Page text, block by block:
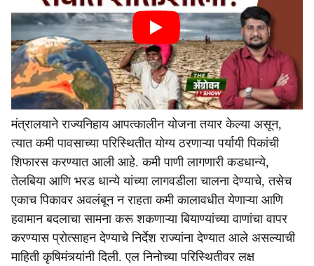
मंत्रालयाने राज्यनिहाय आपत्कालीन योजना तयार केल्या असून,
त्यात कमी पावसाच्या परिस्थितीत योग्य ठरणाऱ्या पर्यायी पिकांची
शिफारस करण्यात आली आहे. कमी पाणी लागणारी कडधान्ये,
तेलबिया आणि भरड धान्ये यांच्या लागवडीला चालना देण्याचे, तसेच
एकाच पिकावर अवलंबून न राहता कमी कालावधीत येणाऱ्या आणि
हवामान बदलाचा सामना करू शकणाऱ्या बियाण्यांच्या वाणांचा वापर
करण्यास प्रोत्साहन देण्याचे निर्देश राज्यांना देण्यात आले असल्याची
माहिती कृषिमंत्र्यांनी दिली. एल निनोच्या परिस्थितीवर लक्ष